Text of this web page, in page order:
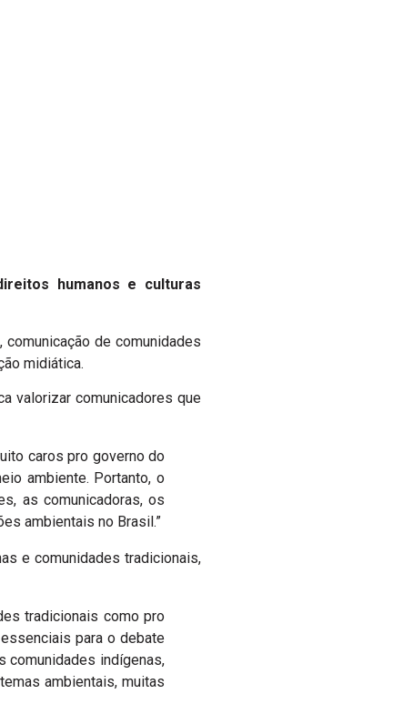
humanos e culturas
de comunidades
midiática.
valorizar comunicadores que
caros pro governo do
ambiente. Portanto, o
as comunicadoras, os
ambientais no Brasil.”
e comunidades tradicionais,
tradicionais como pro
para o debate
comunidades indígenas,
ambientais, muitas